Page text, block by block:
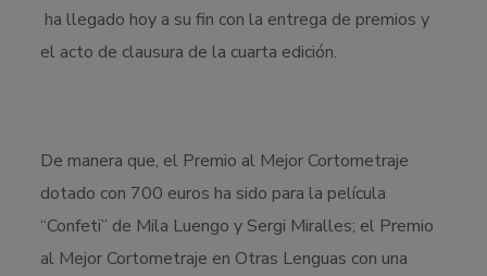
ha llegado hoy a su fin con la entrega de premios y
el acto de clausura de la cuarta edición.
De manera que, el Premio al Mejor Cortometraje
dotado con 700 euros ha sido para la película
“Confeti” de Mila Luengo y Sergi Miralles; el Premio
al Mejor Cortometraje en Otras Lenguas con una